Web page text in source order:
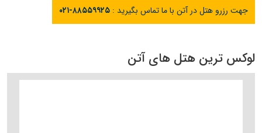
جهت رزرو هتل در آتن با ما تماس بگیرید : ۰۲۱-۸۸۵۵۹۹۲۵
لوکس ترین هتل های آتن